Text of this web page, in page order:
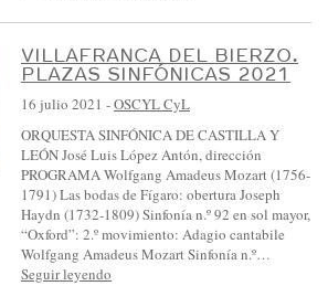
VILLAFRANCA DEL BIERZO.
PLAZAS SINFÓNICAS 2021
16 julio 2021 -OSCYL CyL
ORQUESTA SINFÓNICA DE CASTILLA Y
LEÓN José Luis López Antón, dirección
PROGRAMA Wolfgang Amadeus Mozart (1756-
1791) Las bodas de Fígaro: obertura Joseph
Haydn (1732-1809) Sinfonía n.º 92 en sol mayor,
“Oxford”: 2.º movimiento: Adagio cantabile
Wolfgang Amadeus Mozart Sinfonía n.º…
Seguir leyendo